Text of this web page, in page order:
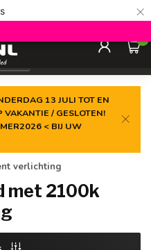
×
0
13 JULI TOT EN
/ GESLOTEN!
< BIJ UW
verlichting
met 2100k